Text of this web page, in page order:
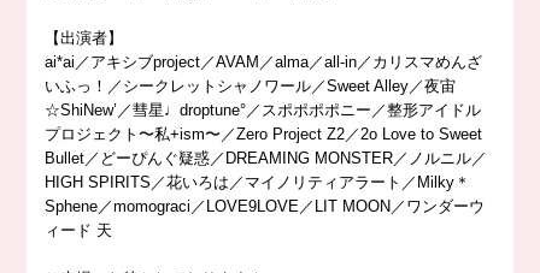
【出演者】
ai*ai／アキシブproject／AVAM／alma／all-in／カリスマめんざ
いふっ！／シークレットシャノワール／Sweet Alley／夜宙
☆ShiNew’／彗星♩droptune°／スポポポポニー／整形アイドル
プロジェクト〜私+ism〜／Zero Project Z2／2o Love to Sweet
Bullet／どーぴんぐ疑惑／DREAMING MONSTER／ノルニル／
HIGH SPIRITS／花いろは／マイノリティアラート／Milky＊
Sphene／momograci／LOVE9LOVE／LIT MOON／ワンダーウ
ィード 天